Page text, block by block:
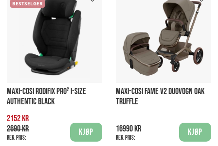
BESTSELGER
MAXI-COSI RODIFIX PRO² I-SIZE
AUTHENTIC BLACK
2152 kr
2690 kr
Rek. pris:
Kjøp
MAXI-COSI FAME V2 DUOVOGN OAK
TRUFFLE
16990 kr
Rek. pris:
Kjøp